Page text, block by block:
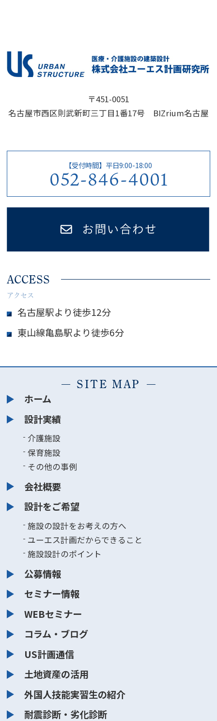
〒451-0051
名古屋市西区則武新町三丁目1番17号 BIZrium名古屋
【受付時間】平日9:00-18:00
052-846-4001
ACCESS
アクセス
名古屋駅より徒歩12分
東山線亀島駅より徒歩6分
SITE MAP
ホーム
設計実績
介護施設
保育施設
その他の事例
会社概要
設計をご希望
施設の設計をお考えの方へ
ユーエス計画だからできること
施設設計のポイント
公募情報
セミナー情報
WEBセミナー
コラム・ブログ
US計画通信
土地資産の活用
外国人技能実習生の紹介
耐震診断・劣化診断